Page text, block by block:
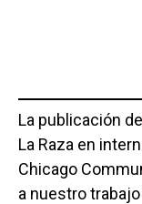
La publicación
La Raza en
Chicago
a nuestro